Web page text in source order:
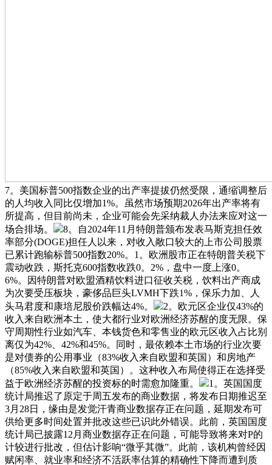
7。美国标普500指数企业的出产率提拔仍然受限，通缩调整后
的人均收入同比仅增加1%。虽然市场预期2026年出产率将有
所提高，但目前尚未，企业可能会先采纳裁人办法来应对这一
场合排场。
8。自2024年11月特朗普颁布发表马斯克担任效
率部分(DOGE)担任人以来，对收入敞口较大的上市公司股票
已累计跑输标普500指数20%。1。欧洲股市正在特朗普关税下
震动收跌，斯托克600指数收跌0。2%，盘中一度上涨0。
6%。因特朗普对欧盟酒精饮料进口征收关税，饮料出产商成
为次要受压板块，豪侈品巨头LVMH下跌1%，保乐力加、人
头马君度和康培尼股价跌幅达4%。
2。欧元区企业仅43%的
收入来自欧洲本土，使大都行业对欧洲经济苏醒的度无限。保
守周期性行业如汽车、本钱货色和零售业的欧元区收入占比别
离仅为42%、42%和45%。同时，最依赖本土市场的行业次要
是对债券的公用事业（83%收入来自欧盟和英国）和房地产
（85%收入来自欧盟和英国）。这种收入布局使得正在选择受
益于欧洲经济苏醒的投资标的时需愈加隆重。
1。英国国度
统计局推迟了原定于周五发布的商业数据，将发布日期推迟至
3月28日，缘由是发觉汗青商业数据存正在问题，延期发布可
供给更多时间处置并批改这些已识此外错误。此前，英国国度
统计局已披露12月商业数据存正在问题，可能导致将来对P的
计较进行批改，但估计影响“微乎其微”。此前，该机构曾经因
赋闲率、就业率和经济不活跃率估算的精确性下降而遭到质